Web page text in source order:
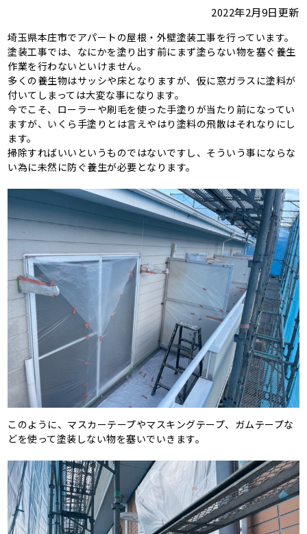
2022年2月9日更新
埼玉県本庄市でアパートの屋根・外壁塗装工事を行っています。
塗装工事では、なにかを塗り出す前にまず塗らない物を塞ぐ養生
作業を行わないといけません。
多くの養生物はサッシや床となりますが、仮に窓ガラスに塗料が
付いてしまっては大変な事になります。
今でこそ、ローラーや刷毛を使った手塗りが当たり前になってい
ますが、いくら手塗りとは言えやはり塗料の飛散はそれなりにし
ます。
掃除すればいいというものではないですし、そういう事にならな
い為に未然に防ぐ養生が必要となります。
このように、マスカーテープやマスキングテープ、ガムテープな
どを使って塗装しない物を塞いでいきます。